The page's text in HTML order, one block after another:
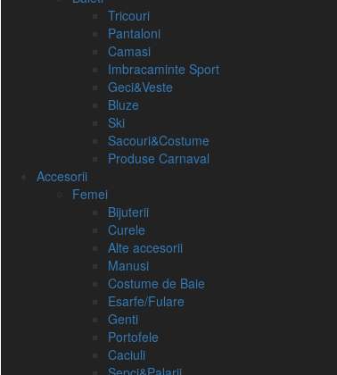
Tricouri
Pantaloni
Camasi
Imbracaminte Sport
Geci&Veste
Bluze
Ski
Sacouri&Costume
Produse Carnaval
Accesorii
Femei
Bijuterii
Curele
Alte accesorii
Manusi
Costume de Baie
Esarfe/Fulare
Genti
Portofele
Caciuli